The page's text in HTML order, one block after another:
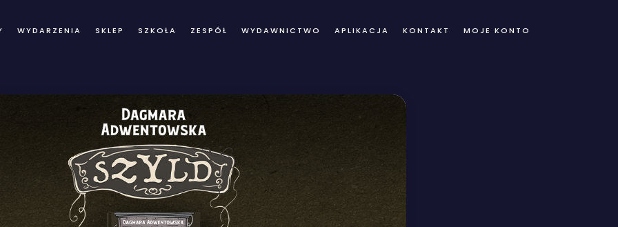
WYDARZENIA SKLEP SZKOŁA ZESPÓŁ WYDAWNICTWO APLIKACJA KONTAKT MOJE KONTO